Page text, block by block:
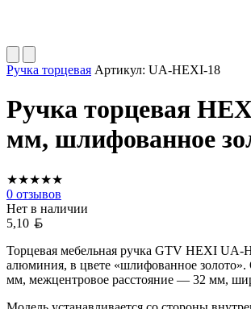
Ручка торцевая Артикул: UA-HEXI-18
Ручка торцевая
мм, шлифованное
★★★★★
0 отзывов
Нет в наличии
5,10
Торцевая мебельная ручка GTV HEXI UA-
алюминия, в цвете «шлифованное
мм, межцентровое расстояние — 32 мм,